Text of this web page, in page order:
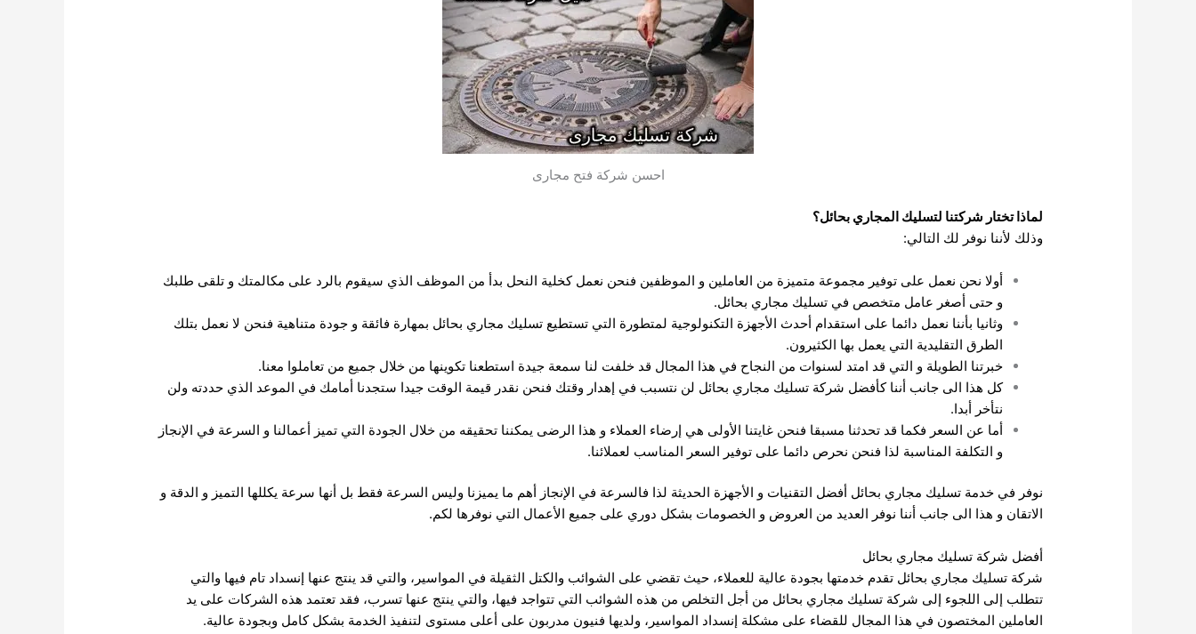
احسن شركة فتح مجارى
لماذا تختار شركتنا لتسليك المجاري بحائل؟
وذلك لأننا نوفر لك التالي:
أولا نحن نعمل على توفير مجموعة متميزة من العاملين و الموظفين فنحن نعمل كخلية النحل بدأ من الموظف الذي سيقوم بالرد على مكالمتك و تلقى طلبك
و حتى أصغر عامل متخصص في تسليك مجاري بحائل.
وثانيا بأننا نعمل دائما على استقدام أحدث الأجهزة التكنولوجية لمتطورة التي تستطيع تسليك مجاري بحائل بمهارة فائقة و جودة متناهية فنحن لا نعمل بتلك
الطرق التقليدية التي يعمل بها الكثيرون.
خبرتنا الطويلة و التي قد امتد لسنوات من النجاح في هذا المجال قد خلفت لنا سمعة جيدة استطعنا تكوينها من خلال جميع من تعاملوا معنا.
كل هذا الى جانب أننا كأفضل شركة تسليك مجاري بحائل لن نتسبب في إهدار وقتك فنحن نقدر قيمة الوقت جيدا ستجدنا أمامك في الموعد الذي حددته ولن
نتأخر أبدا.
أما عن السعر فكما قد تحدثنا مسبقا فنحن غايتنا الأولى هي إرضاء العملاء و هذا الرضى يمكننا تحقيقه من خلال الجودة التي تميز أعمالنا و السرعة في الإنجاز
و التكلفة المناسبة لذا فنحن نحرص دائما على توفير السعر المناسب لعملائنا.
نوفر في خدمة تسليك مجاري بحائل أفضل التقنيات و الأجهزة الحديثة لذا فالسرعة في الإنجاز أهم ما يميزنا وليس السرعة فقط بل أنها سرعة يكللها التميز و الدقة و
الاتقان و هذا الى جانب أننا نوفر العديد من العروض و الخصومات بشكل دوري على جميع الأعمال التي نوفرها لكم.
أفضل شركة تسليك مجاري بحائل
شركة تسليك مجاري بحائل تقدم خدمتها بجودة عالية للعملاء، حيث تقضي على الشوائب والكتل الثقيلة في المواسير، والتي قد ينتج عنها إنسداد تام فيها والتي
تتطلب إلى اللجوء إلى شركة تسليك مجاري بحائل من أجل التخلص من هذه الشوائب التي تتواجد فيها، والتي ينتج عنها تسرب، فقد تعتمد هذه الشركات على يد
العاملين المختصون في هذا المجال للقضاء على مشكلة إنسداد المواسير، ولديها فنيون مدربون على أعلى مستوى لتنفيذ الخدمة بشكل كامل وبجودة عالية.